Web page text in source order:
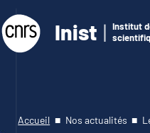
Inist
Institut
Accueil Nos actualités